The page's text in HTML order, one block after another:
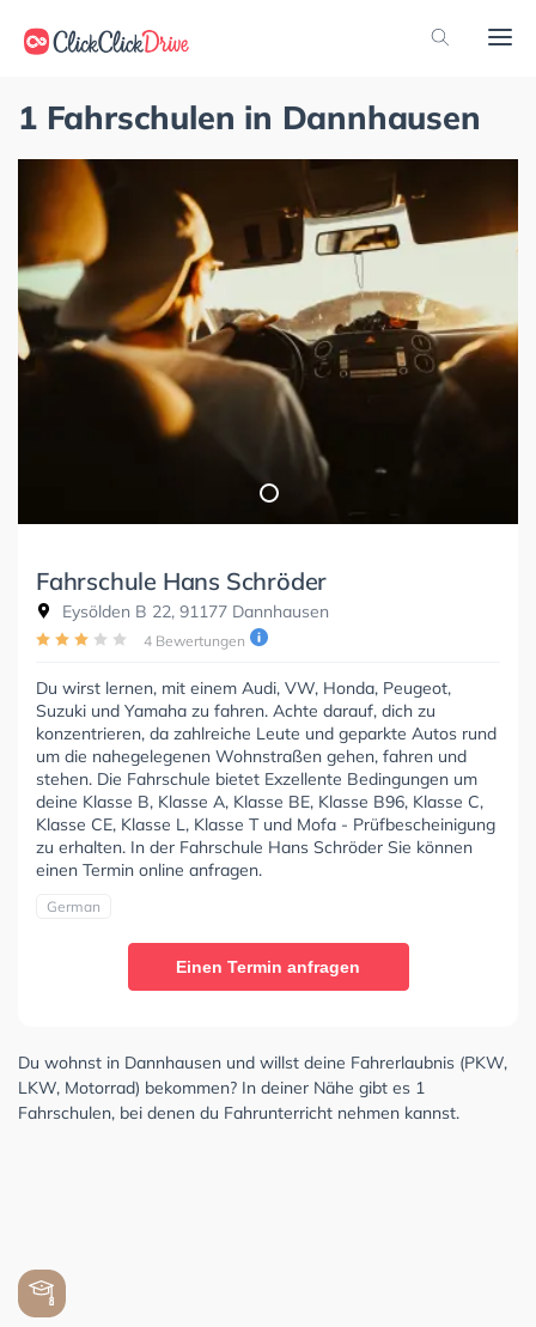
1 Fahrschulen in Dannhausen
Fahrschule Hans Schröder
Eysölden B 22, 91177 Dannhausen
4 Bewertungen
Du wirst lernen, mit einem Audi, VW, Honda, Peugeot,
Suzuki und Yamaha zu fahren. Achte darauf, dich zu
konzentrieren, da zahlreiche Leute und geparkte Autos rund
um die nahegelegenen Wohnstraßen gehen, fahren und
stehen. Die Fahrschule bietet Exzellente Bedingungen um
deine Klasse B, Klasse A, Klasse BE, Klasse B96, Klasse C,
Klasse CE, Klasse L, Klasse T und Mofa - Prüfbescheinigung
zu erhalten. In der Fahrschule Hans Schröder Sie können
einen Termin online anfragen.
German
Einen Termin anfragen
Du wohnst in Dannhausen und willst deine Fahrerlaubnis (PKW,
LKW, Motorrad) bekommen? In deiner Nähe gibt es 1
Fahrschulen, bei denen du Fahrunterricht nehmen kannst.